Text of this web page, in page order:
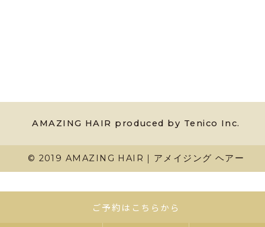
AMAZING HAIR produced by Tenico Inc.
© 2019 AMAZING HAIR｜アメイジング ヘアー
ご予約はこちらから